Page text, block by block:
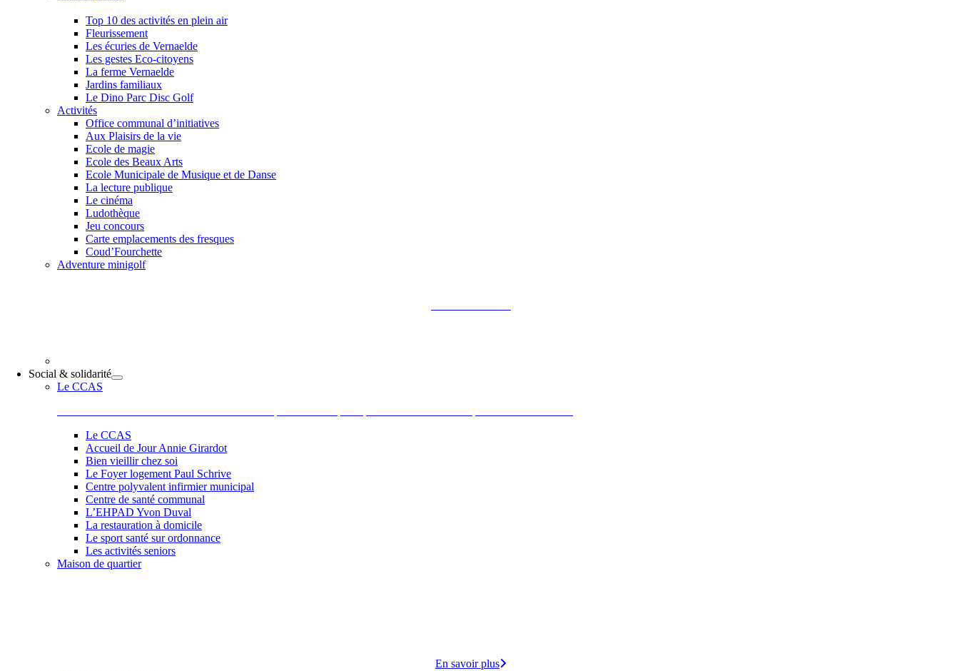
Top 10 des activités en plein air
Fleurissement
Les écuries de Vernaelde
Les gestes Eco-citoyens
La ferme Vernaelde
Jardins familiaux
Le Dino Parc Disc Golf
Activités
Office communal d’initiatives
Aux Plaisirs de la vie
Ecole de magie
Ecole des Beaux Arts
Ecole Municipale de Musique et de Danse
La lecture publique
Le cinéma
Ludothèque
Jeu concours
Carte emplacements des fresques
Coud’Fourchette
Adventure minigolf
Social & solidarité
Le CCAS
Le CCAS
Accueil de Jour Annie Girardot
Bien vieillir chez soi
Le Foyer logement Paul Schrive
Centre polyvalent infirmier municipal
Centre de santé communal
L’EHPAD Yvon Duval
La restauration à domicile
Le sport santé sur ordonnance
Les activités seniors
Maison de quartier
En savoir plus